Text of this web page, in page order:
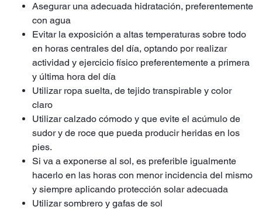
Asegurar una adecuada hidratación, preferentemente
con agua
Evitar la exposición a altas temperaturas sobre todo
en horas centrales del día, optando por realizar
actividad y ejercicio físico preferentemente a primera
y última hora del día
Utilizar ropa suelta, de tejido transpirable y color
claro
Utilizar calzado cómodo y que evite el acúmulo de
sudor y de roce que pueda producir heridas en los
pies.
Si va a exponerse al sol, es preferible igualmente
hacerlo en las horas con menor incidencia del mismo
y siempre aplicando protección solar adecuada
Utilizar sombrero y gafas de sol